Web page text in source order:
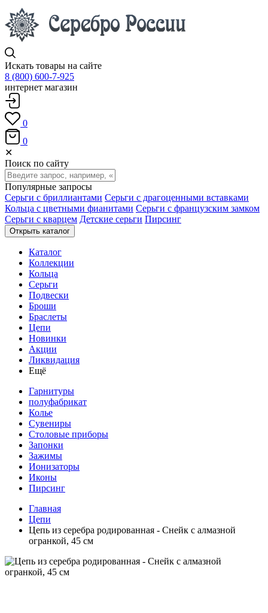
Искать товары на сайте
8 (800) 600-7-925
интернет магазин
0
0
✕
Поиск по сайту
Популярные запросы
Серьги с бриллиантами Серьги с драгоценными вставками
Кольца с цветными фианитами Серьги с французским замком
Серьги с кварцем Детские серьги Пирсинг
Открыть каталог
Каталог
Коллекции
Кольца
Серьги
Подвески
Броши
Браслеты
Цепи
Новинки
Акции
Ликвидация
Ещё
Гарнитуры
полуфабрикат
Колье
Сувениры
Столовые приборы
Запонки
Зажимы
Ионизаторы
Иконы
Пирсинг
Главная
Цепи
Цепь из серебра родированная - Снейк с алмазной
огранкой, 45 см